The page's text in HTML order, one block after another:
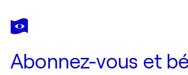
Abonnez-vous et